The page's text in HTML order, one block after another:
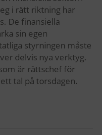
i rätt riktning har
De finansiella
sin egen
styrningen måste
delvis nya verktyg.
är rättschef för
tal på torsdagen.